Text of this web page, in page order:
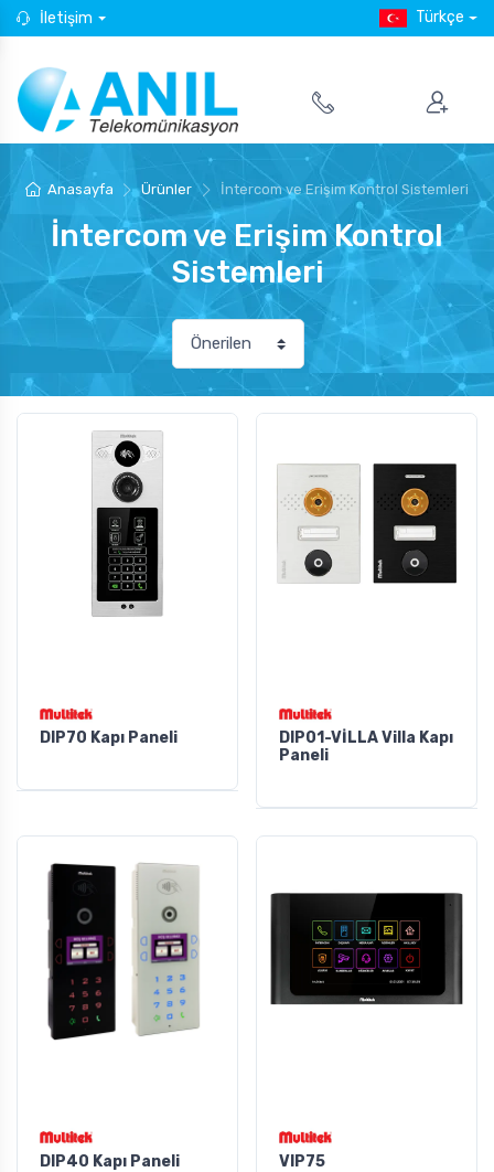
İletişim Türkçe
Anasayfa Ürünler İntercom ve Erişim Kontrol Sistemleri
İntercom ve Erişim Kontrol
Sistemleri
DIP70 Kapı Paneli
DIP01-VİLLA Villa Kapı
Paneli
DIP40 Kapı Paneli VIP75